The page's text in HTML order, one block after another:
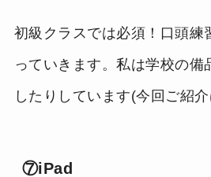
初級クラスでは必須！口頭練
っていきます。私は学校の備
したりしています(今回ご紹介
⑦iPad